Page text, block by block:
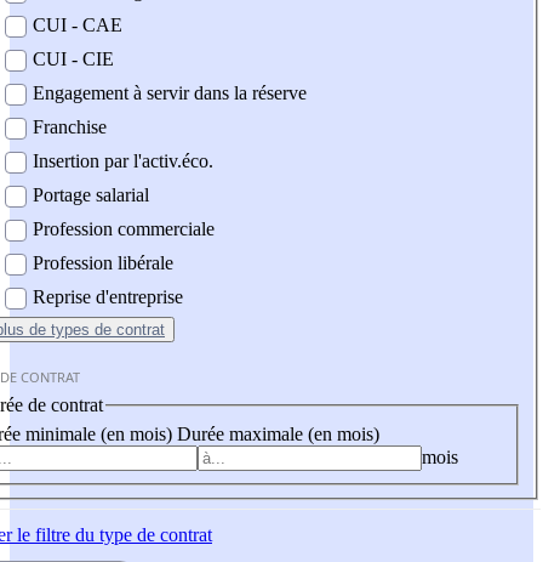
CUI - CAE
CUI - CIE
Engagement à servir dans la réserve
Franchise
Insertion par l'activ.éco.
Portage salarial
Profession commerciale
Profession libérale
Reprise d'entreprise
de types de contrat
CONTRAT
de contrat
minimale (en mois) Durée maximale (en mois)
mois
le filtre du type de contrat